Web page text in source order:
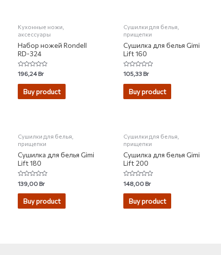
Кухонные ножи,
аксессуары
Набор ножей Rondell
RD-324
Rated
0
out
196,24Br
Buy product
Сушилки для белья,
прищепки
Сушилка для белья Gimi
Lift 160
Rated
0
out
105,33Br
Buy product
Сушилки для белья,
прищепки
Сушилка для белья Gimi
Lift 180
Rated
0
out
139,00Br
Buy product
Сушилки для белья,
прищепки
Сушилка для белья Gimi
Lift 200
Rated
0
out
148,00Br
Buy product